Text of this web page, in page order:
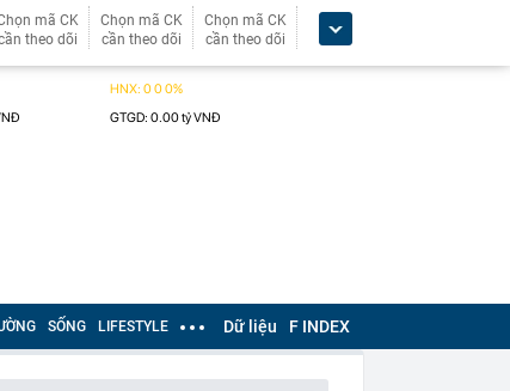
mã CK
theo dõi
Chọn mã CK
cần theo dõi
Chọn mã CK
cần theo dõi
SỐNG LIFESTYLE Dữ liệu F INDEX